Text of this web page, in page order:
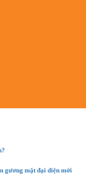
gương mặt đại diện mới